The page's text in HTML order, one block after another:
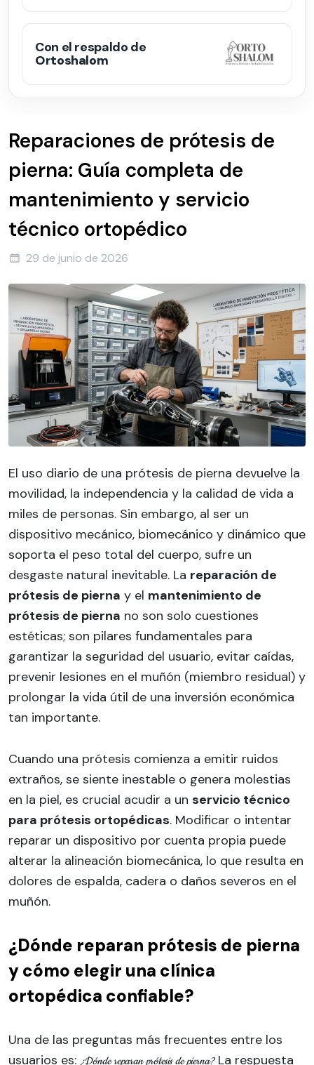
Con el respaldo de
Ortoshalom
Reparaciones de prótesis de
pierna: Guía completa de
mantenimiento y servicio
técnico ortopédico
29 de junio de 2026
El uso diario de una prótesis de pierna devuelve la
movilidad, la independencia y la calidad de vida a
miles de personas. Sin embargo, al ser un
dispositivo mecánico, biomecánico y dinámico que
soporta el peso total del cuerpo, sufre un
desgaste natural inevitable. La reparación de
prótesis de pierna y el mantenimiento de
prótesis de pierna no son solo cuestiones
estéticas; son pilares fundamentales para
garantizar la seguridad del usuario, evitar caídas,
prevenir lesiones en el muñón (miembro residual) y
prolongar la vida útil de una inversión económica
tan importante.
Cuando una prótesis comienza a emitir ruidos
extraños, se siente inestable o genera molestias
en la piel, es crucial acudir a un servicio técnico
para prótesis ortopédicas. Modificar o intentar
reparar un dispositivo por cuenta propia puede
alterar la alineación biomecánica, lo que resulta en
dolores de espalda, cadera o daños severos en el
muñón.
¿Dónde reparan prótesis de pierna
y cómo elegir una clínica
ortopédica confiable?
Una de las preguntas más frecuentes entre los
usuarios es: ¿Dónde reparan prótesis de pierna?La respuesta